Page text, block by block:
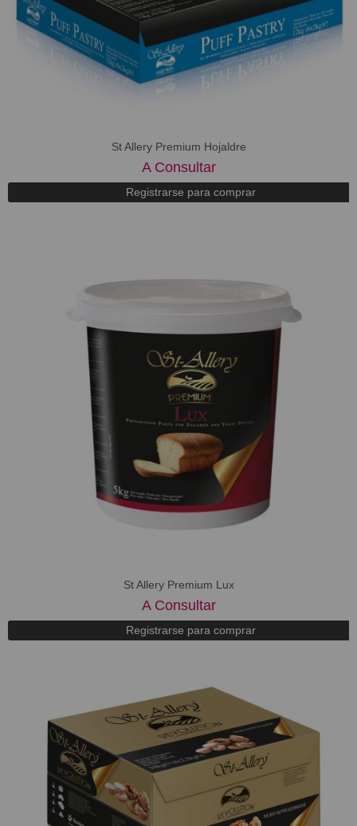
St Allery Premium Hojaldre
A Consultar
Registrarse para comprar
St Allery Premium Lux
A Consultar
Registrarse para comprar